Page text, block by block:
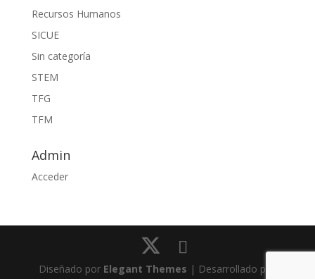
Recursos Humanos
SICUE
Sin categoría
STEM
TFG
TFM
Admin
Acceder
Diseñado por Elegant Themes | Desarrollado por